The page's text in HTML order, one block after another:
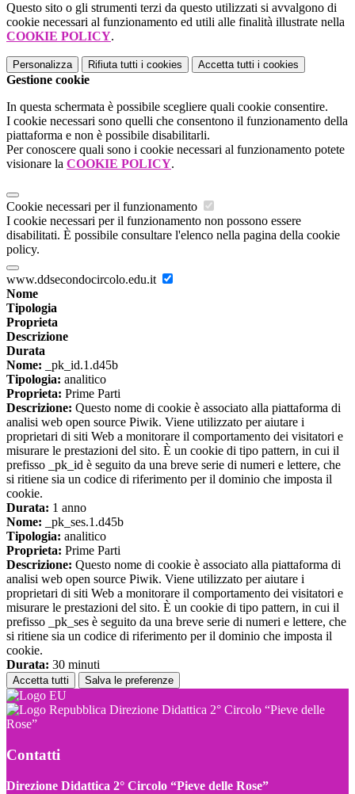
Questo sito o gli strumenti terzi da questo utilizzati si avvalgono di
cookie necessari al funzionamento ed utili alle finalità illustrate nella
COOKIE POLICY.
Personalizza Rifiuta tutti i cookies Accetta tutti i cookies
Gestione cookie
In questa schermata è possibile scegliere quali cookie consentire.
I cookie necessari sono quelli che consentono il funzionamento della
piattaforma e non è possibile disabilitarli.
Per conoscere quali sono i cookie necessari al funzionamento potete
visionare la COOKIE POLICY.
Cookie necessari per il funzionamento
I cookie necessari per il funzionamento non possono essere
disabilitati. È possibile consultare l'elenco nella pagina della cookie
policy.
www.ddsecondocircolo.edu.it
Nome
Tipologia
Proprieta
Descrizione
Durata
Nome: _pk_id.1.d45b
Tipologia: analitico
Proprieta: Prime Parti
Descrizione: Questo nome di cookie è associato alla piattaforma di
analisi web open source Piwik. Viene utilizzato per aiutare i
proprietari di siti Web a monitorare il comportamento dei visitatori e
misurare le prestazioni del sito. È un cookie di tipo pattern, in cui il
prefisso _pk_id è seguito da una breve serie di numeri e lettere, che
si ritiene sia un codice di riferimento per il dominio che imposta il
cookie.
Durata: 1 anno
Nome: _pk_ses.1.d45b
Tipologia: analitico
Proprieta: Prime Parti
Descrizione: Questo nome di cookie è associato alla piattaforma di
analisi web open source Piwik. Viene utilizzato per aiutare i
proprietari di siti Web a monitorare il comportamento dei visitatori e
misurare le prestazioni del sito. È un cookie di tipo pattern, in cui il
prefisso _pk_ses è seguito da una breve serie di numeri e lettere, che
si ritiene sia un codice di riferimento per il dominio che imposta il
cookie.
Durata: 30 minuti
Accetta tutti Salva le preferenze
Direzione Didattica 2° Circolo “Pieve delle
Rose”
Contatti
Direzione Didattica 2° Circolo “Pieve delle Rose”